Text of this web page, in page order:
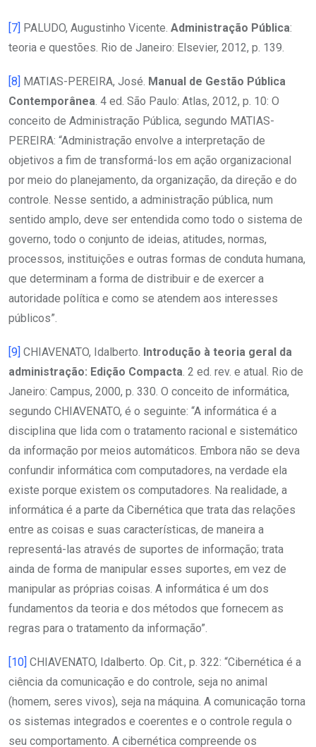
[7] PALUDO, Augustinho Vicente. Administração Pública:
teoria e questões. Rio de Janeiro: Elsevier, 2012, p. 139.
[8] MATIAS-PEREIRA, José. Manual de Gestão Pública
Contemporânea. 4 ed. São Paulo: Atlas, 2012, p. 10: O
conceito de Administração Pública, segundo MATIAS-
PEREIRA: “Administração envolve a interpretação de
objetivos a fim de transformá-los em ação organizacional
por meio do planejamento, da organização, da direção e do
controle. Nesse sentido, a administração pública, num
sentido amplo, deve ser entendida como todo o sistema de
governo, todo o conjunto de ideias, atitudes, normas,
processos, instituições e outras formas de conduta humana,
que determinam a forma de distribuir e de exercer a
autoridade política e como se atendem aos interesses
públicos”.
[9] CHIAVENATO, Idalberto. Introdução à teoria geral da
administração: Edição Compacta. 2 ed. rev. e atual. Rio de
Janeiro: Campus, 2000, p. 330. O conceito de informática,
segundo CHIAVENATO, é o seguinte: “A informática é a
disciplina que lida com o tratamento racional e sistemático
da informação por meios automáticos. Embora não se deva
confundir informática com computadores, na verdade ela
existe porque existem os computadores. Na realidade, a
informática é a parte da Cibernética que trata das relações
entre as coisas e suas características, de maneira a
representá-las através de suportes de informação; trata
ainda de forma de manipular esses suportes, em vez de
manipular as próprias coisas. A informática é um dos
fundamentos da teoria e dos métodos que fornecem as
regras para o tratamento da informação”.
[10] CHIAVENATO, Idalberto. Op. Cit., p. 322: “Cibernética é a
ciência da comunicação e do controle, seja no animal
(homem, seres vivos), seja na máquina. A comunicação torna
os sistemas integrados e coerentes e o controle regula o
seu comportamento. A cibernética compreende os